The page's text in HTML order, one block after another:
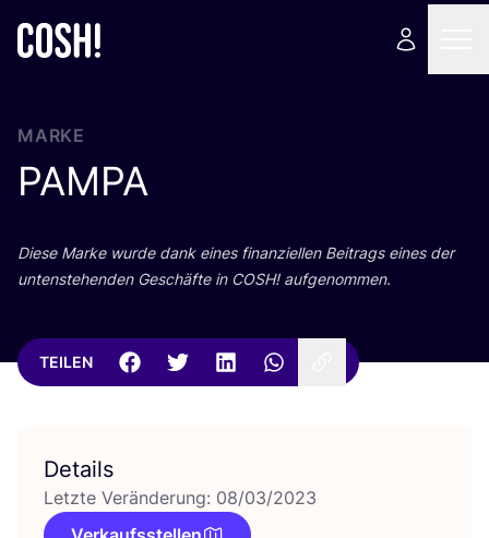
MARKE
PAMPA
Die­se Mar­ke wur­de dank eines finan­zi­el­len Bei­trags eines der
unten­ste­hen­den Geschäf­te in COSH! aufgenommen.
TEILEN
Details
Letzte Veränderung: 08/03/2023